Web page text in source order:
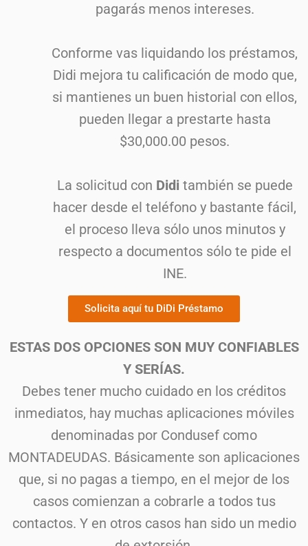
pagarás menos intereses.
Conforme vas liquidando los préstamos,
Didi mejora tu calificación de modo que,
si mantienes un buen historial con ellos,
pueden llegar a prestarte hasta
$30,000.00 pesos.
La solicitud con Diditambién se puede
hacer desde el teléfono y bastante fácil,
el proceso lleva sólo unos minutos y
respecto a documentos sólo te pide el
INE.
Solicita aquí tu DiDi Préstamo
ESTAS DOS OPCIONES SON MUY CONFIABLES
Y SERÍAS.
Debes tener mucho cuidado en los créditos
inmediatos, hay muchas aplicaciones móviles
denominadas por Condusef como
MONTADEUDAS. Básicamente son aplicaciones
que, si no pagas a tiempo, en el mejor de los
casos comienzan a cobrarle a todos tus
contactos. Y en otros casos han sido un medio